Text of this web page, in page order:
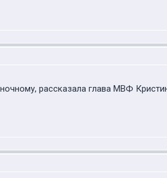
рассказала глава МВФ